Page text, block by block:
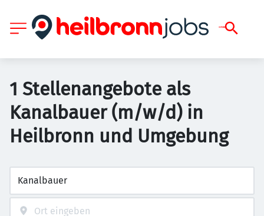
1 Stellenangebote als
Kanalbauer (m/w/d) in
Heilbronn und Umgebung